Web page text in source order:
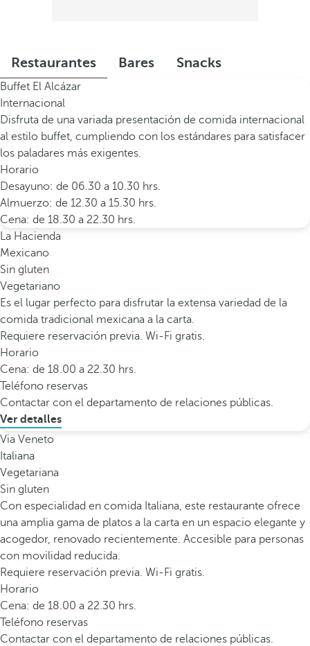
Restaurantes Bares Snacks
Buffet El Alcázar
Internacional
Disfruta de una variada presentación de comida internacional
al estilo buffet, cumpliendo con los estándares para satisfacer
los paladares más exigentes.
Horario
Desayuno: de 06.30 a 10.30 hrs.
Almuerzo: de 12.30 a 15.30 hrs.
Cena: de 18.30 a 22.30 hrs.
La Hacienda
Mexicano
Sin gluten
Vegetariano
Es el lugar perfecto para disfrutar la extensa variedad de la
comida tradicional mexicana a la carta.
Requiere reservación previa. Wi-Fi gratis.
Horario
Cena: de 18.00 a 22.30 hrs.
Teléfono reservas
Contactar con el departamento de relaciones públicas.
Ver detalles
Via Veneto
Italiana
Vegetariana
Sin gluten
Con especialidad en comida Italiana, este restaurante ofrece
una amplia gama de platos a la carta en un espacio elegante y
acogedor, renovado recientemente. Accesible para personas
con movilidad reducida.
Requiere reservación previa. Wi-Fi gratis.
Horario
Cena: de 18.00 a 22.30 hrs.
Teléfono reservas
Contactar con el departamento de relaciones públicas.